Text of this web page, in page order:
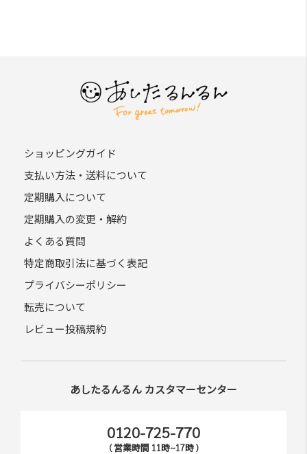
ショッピングガイド
支払い方法・送料について
定期購入について
定期購入の変更・解約
よくある質問
特定商取引法に基づく表記
プライバシーポリシー
転売について
レビュー投稿規約
あしたるんるん カスタマーセンター
0120-725-770
( 営業時間 11時~17時 )